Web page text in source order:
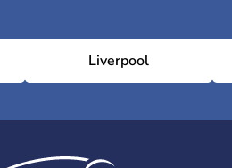
Liverpool